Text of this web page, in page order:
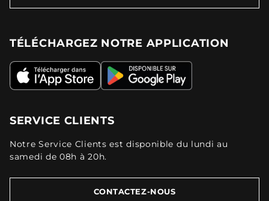
TÉLÉCHARGEZ NOTRE APPLICATION
SERVICE CLIENTS
Notre Service Clients est disponible du lundi au
samedi de 08h à 20h.
CONTACTEZ-NOUS